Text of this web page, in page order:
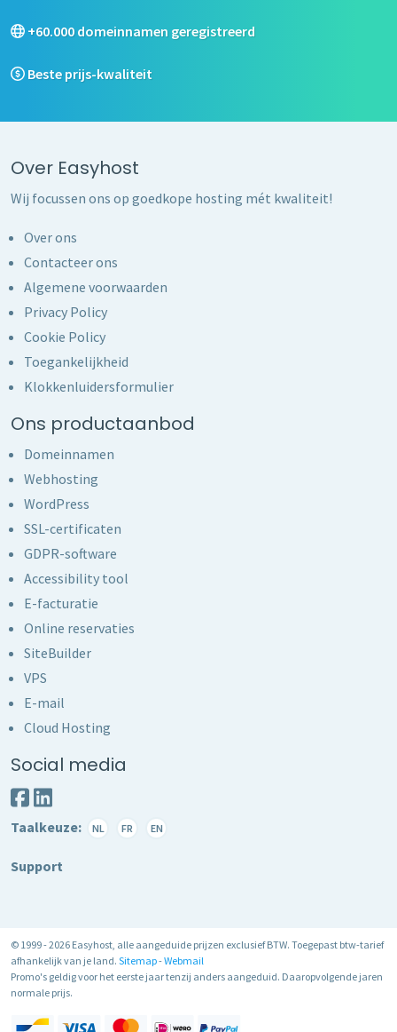
+60.000 domeinnamen geregistreerd
Beste prijs-kwaliteit
Over Easyhost
Wij focussen ons op goedkope hosting mét kwaliteit!
Over ons
Contacteer ons
Algemene voorwaarden
Privacy Policy
Cookie Policy
Toegankelijkheid
Klokkenluidersformulier
Ons productaanbod
Domeinnamen
Webhosting
WordPress
SSL-certificaten
GDPR-software
Accessibility tool
E-facturatie
Online reservaties
SiteBuilder
VPS
E-mail
Cloud Hosting
Social media
Taalkeuze: NL FR EN
Support
© 1999 - 2026 Easyhost, alle aangeduide prijzen exclusief BTW. Toegepast btw-tarief
afhankelijk van je land. Sitemap-Webmail
Promo's geldig voor het eerste jaar tenzij anders aangeduid. Daaropvolgende jaren
normale prijs.